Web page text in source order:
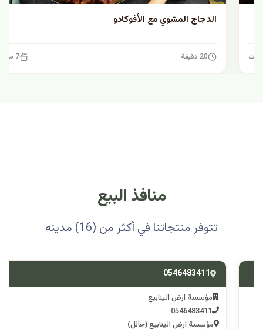
الدجاج المشوي مع الأفوكادو
منافذ البيع
تتوفر منتجاتنا في أكثر من (16) مدينه
0546483411
مؤسسة ارض الينابيع
0546483411
مؤسسة ارض الينابيع (حائل)